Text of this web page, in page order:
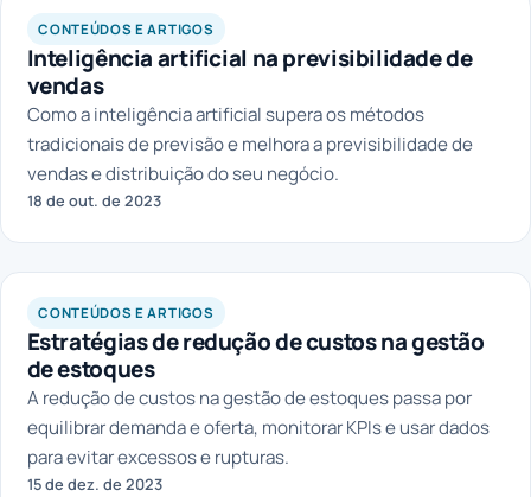
CONTEÚDOS E ARTIGOS
Inteligência artificial na previsibilidade de
vendas
Como a inteligência artificial supera os métodos
tradicionais de previsão e melhora a previsibilidade de
vendas e distribuição do seu negócio.
18 de out. de 2023
CONTEÚDOS E ARTIGOS
Estratégias de redução de custos na gestão
de estoques
A redução de custos na gestão de estoques passa por
equilibrar demanda e oferta, monitorar KPIs e usar dados
para evitar excessos e rupturas.
15 de dez. de 2023